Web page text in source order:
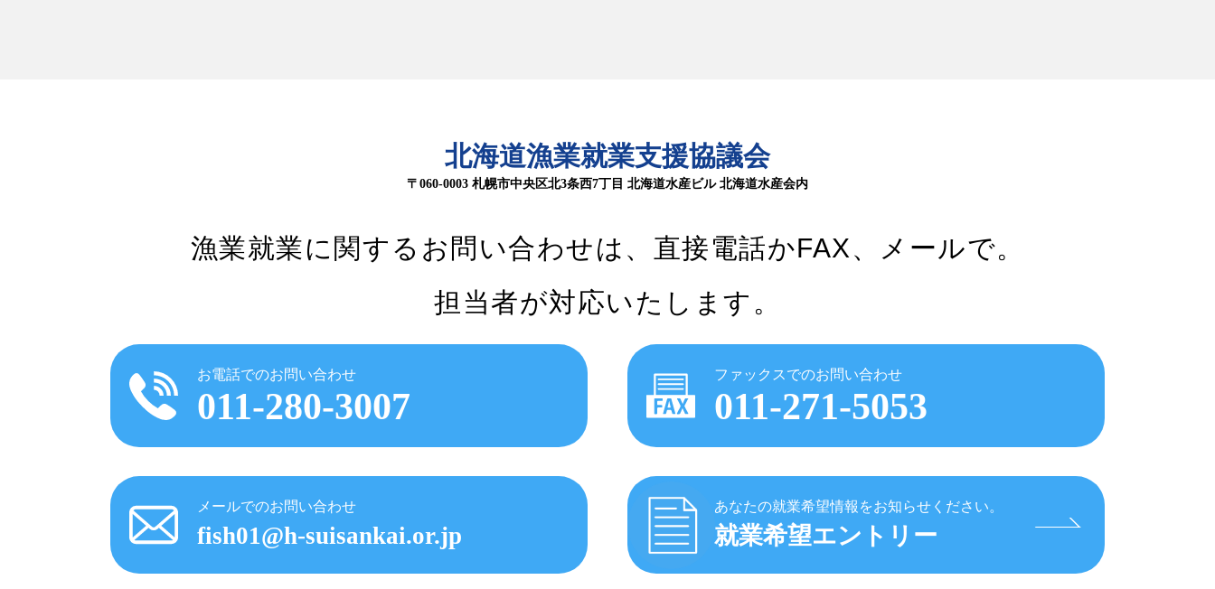
北海道漁業就業支援協議会
〒060-0003 札幌市中央区北3条西7丁目 北海道水産ビル 北海道水産会内
漁業就業に関するお問い合わせは、 直接電話かFAX、メールで。
担当者が対応いたします。
お電話でのお問い合わせ
011-280-3007
ファックスでのお問い合わせ
011-271-5053
メールでのお問い合わせ
fish01@h-suisankai.or.jp
あなたの就業希望情報をお知らせください。
就業希望エントリー